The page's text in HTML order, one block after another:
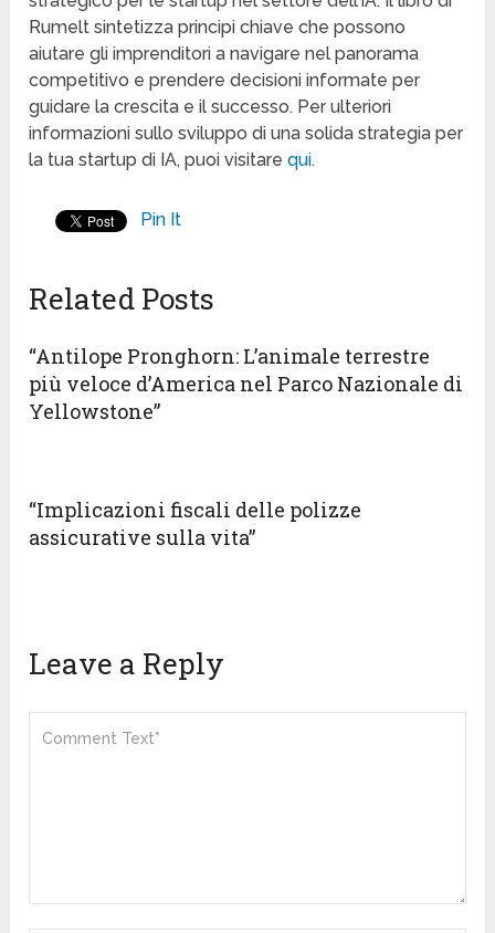
Rumelt sintetizza principi chiave che possono
aiutare gli imprenditori a navigare nel panorama
competitivo e prendere decisioni informate per
guidare la crescita e il successo. Per ulteriori
informazioni sullo sviluppo di una solida strategia per
la tua startup di IA, puoi visitarequi.
Pin It
Related Posts
“Antilope Pronghorn: L’animale terrestre
più veloce d’America nel Parco Nazionale di
Yellowstone”
“Implicazioni fiscali delle polizze
assicurative sulla vita”
Leave a Reply